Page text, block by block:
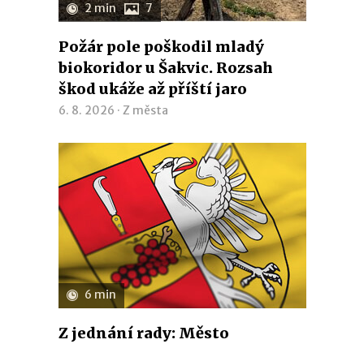
2 min 7
Požár pole poškodil mladý
biokoridor u Šakvic. Rozsah
škod ukáže až příští jaro
6. 8. 2026 · Z města
6 min
Z jednání rady: Město